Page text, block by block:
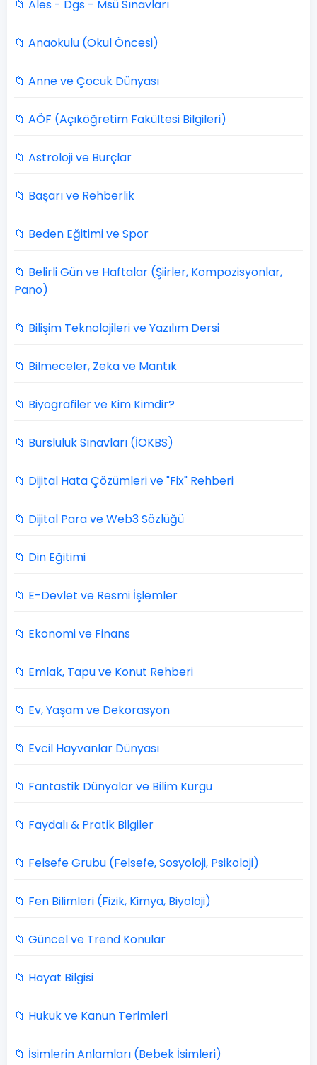
📁 Ales - Dgs - Msü Sınavları
📁 Anaokulu (Okul Öncesi)
📁 Anne ve Çocuk Dünyası
📁 AÖF (Açıköğretim Fakültesi Bilgileri)
📁 Astroloji ve Burçlar
📁 Başarı ve Rehberlik
📁 Beden Eğitimi ve Spor
📁 Belirli Gün ve Haftalar (Şiirler, Kompozisyonlar,
Pano)
📁 Bilişim Teknolojileri ve Yazılım Dersi
📁 Bilmeceler, Zeka ve Mantık
📁 Biyografiler ve Kim Kimdir?
📁 Bursluluk Sınavları (İOKBS)
📁 Dijital Hata Çözümleri ve "Fix" Rehberi
📁 Dijital Para ve Web3 Sözlüğü
📁 Din Eğitimi
📁 E-Devlet ve Resmi İşlemler
📁 Ekonomi ve Finans
📁 Emlak, Tapu ve Konut Rehberi
📁 Ev, Yaşam ve Dekorasyon
📁 Evcil Hayvanlar Dünyası
📁 Fantastik Dünyalar ve Bilim Kurgu
📁 Faydalı & Pratik Bilgiler
📁 Felsefe Grubu (Felsefe, Sosyoloji, Psikoloji)
📁 Fen Bilimleri (Fizik, Kimya, Biyoloji)
📁 Güncel ve Trend Konular
📁 Hayat Bilgisi
📁 Hukuk ve Kanun Terimleri
📁 İsimlerin Anlamları (Bebek İsimleri)